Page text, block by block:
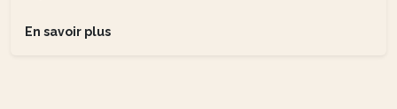
En savoir plus